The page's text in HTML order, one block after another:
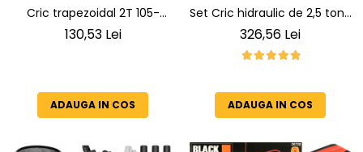
Cric trapezoidal 2T 105-
410mm cu clichet si o cheie
130,53 Lei
ADAUGA IN COS
Set Cric hidraulic de 2,5 tone
+ doua suporturi cu o
capacitate de ridicare de 3T
326,56 Lei
ADAUGA IN COS